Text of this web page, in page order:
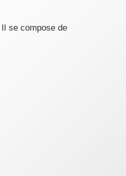
se compose de